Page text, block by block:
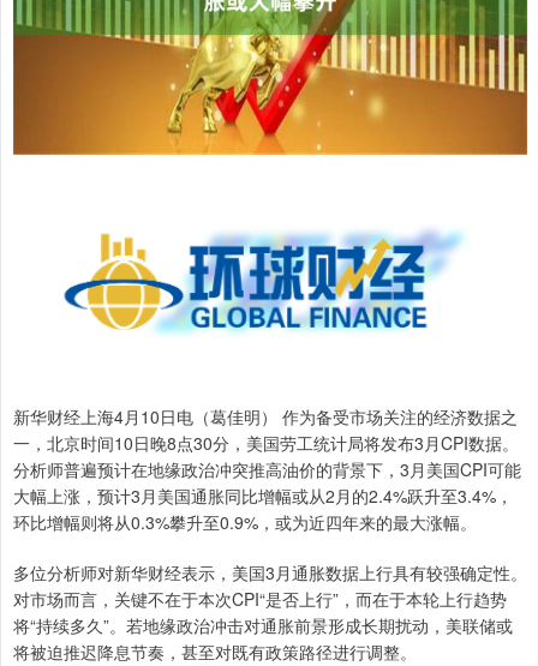
新华财经上海4月10日电（葛佳明） 作为备受市场关注的经济数据之
一，北京时间10日晚8点30分，美国劳工统计局将发布3月CPI数据。
分析师普遍预计在地缘政治冲突推高油价的背景下，3月美国CPI可能
大幅上涨，预计3月美国通胀同比增幅或从2月的2.4%跃升至3.4%，
环比增幅则将从0.3%攀升至0.9%，或为近四年来的最大涨幅。
多位分析师对新华财经表示，美国3月通胀数据上行具有较强确定性。
对市场而言，关键不在于本次CPI“是否上行”，而在于本轮上行趋势
将“持续多久”。若地缘政治冲击对通胀前景形成长期扰动，美联储或
将被迫推迟降息节奏，甚至对既有政策路径进行调整。